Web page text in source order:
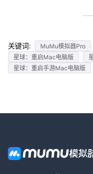
关键词: MuMu模拟器Pro
星球：重启Mac电脑版
星球：重启手游Mac电脑版